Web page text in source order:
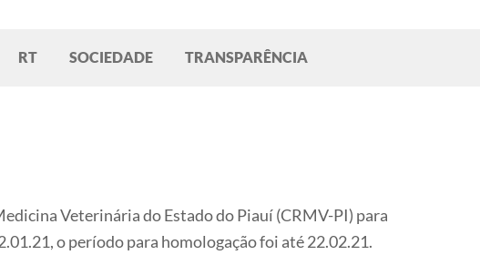
RT SOCIEDADE TRANSPARÊNCIA
Veterinária do Estado do Piauí (CRMV-PI) para
o período para homologação foi até 22.02.21.